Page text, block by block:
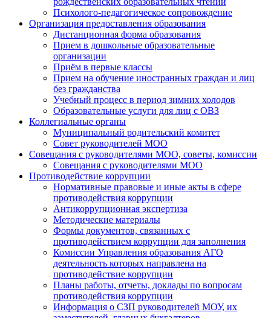
Психолого-педагогическое сопровождение
Организация предоставления образования
Дистанционная форма образования
Прием в дошкольные образовательные
организации
Приём в первые классы
Прием на обучение иностранных граждан и лиц
без гражданства
Учебный процесс в период зимних холодов
Образовательные услуги для лиц с ОВЗ
Коллегиальные органы
Муниципальный родительский комитет
Совет руководителей МОО
Совещания с руководителями МОО, советы, комиссии
Совещания с руководителями МОО
Противодействие коррупции
Нормативные правовые и иные акты в сфере
противодействия коррупции
Антикоррупционная экспертиза
Методические материалы
Формы документов, связанных с
противодействием коррупции для заполнения
Комиссии Управления образования АГО
деятельность которых направлена на
противодействие коррупции
Планы работы, отчеты, доклады по вопросам
противодействия коррупции
Информация о СЗП руководителей МОУ, их